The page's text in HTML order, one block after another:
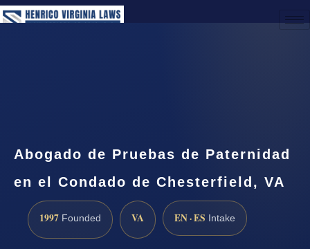
Abogado de Pruebas de Paternidad
en el Condado de Chesterfield, VA
1997 Founded VA EN · ES Intake